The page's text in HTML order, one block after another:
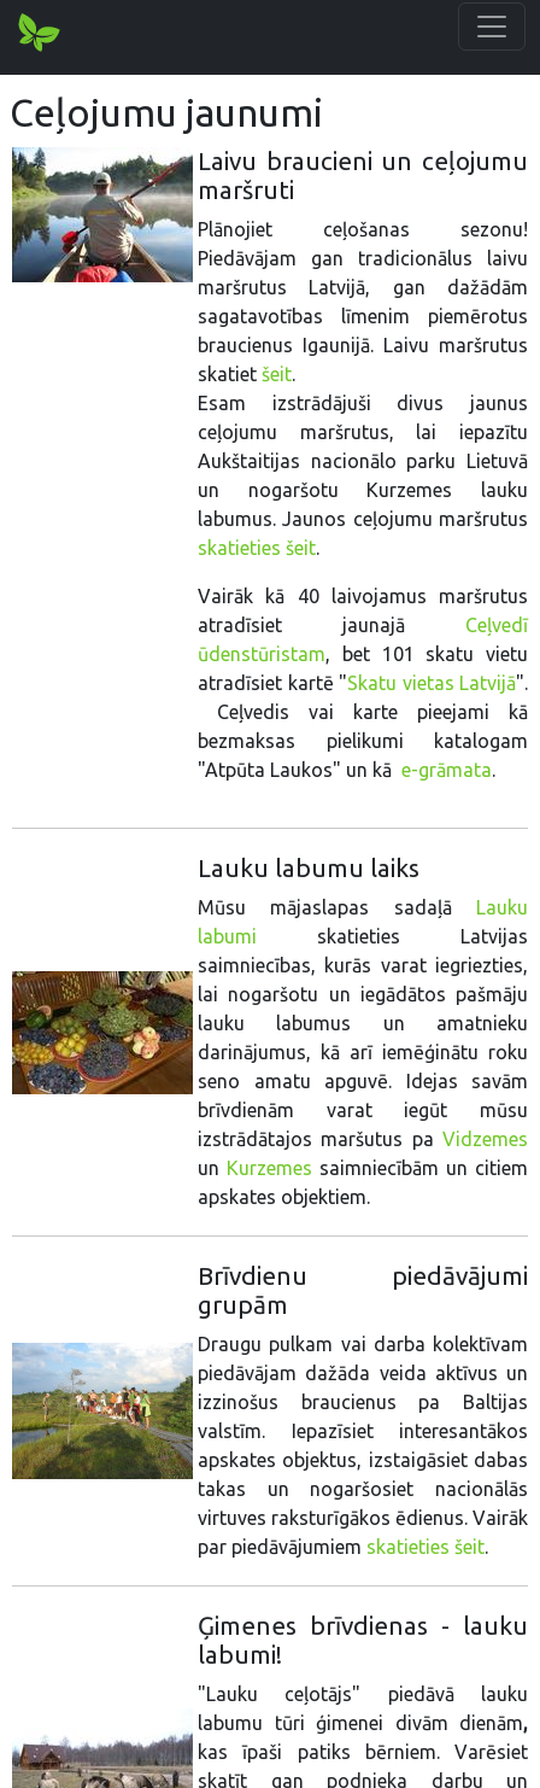
Ceļojumu jaunumi
Laivu braucieni un ceļojumu
maršruti
Plānojiet ceļošanas sezonu!
Piedāvājam gan tradicionālus laivu
maršrutus Latvijā, gan dažādām
sagatavotības līmenim piemērotus
braucienus Igaunijā. Laivu maršrutus
skatiet šeit.
Esam izstrādājuši divus jaunus
ceļojumu maršrutus, lai iepazītu
Aukštaitijas nacionālo parku Lietuvā
un nogaršotu Kurzemes lauku
labumus. Jaunos ceļojumu maršrutus
skatieties šeit.
Vairāk kā 40 laivojamus maršrutus
atradīsiet jaunajā Ceļvedī
ūdenstūristam, bet 101 skatu vietu
atradīsiet kartē "Skatu vietas Latvijā".
Ceļvedis vai karte pieejami kā
bezmaksas pielikumi katalogam
"Atpūta Laukos" un kā e-grāmata.
Lauku labumu laiks
Mūsu mājaslapas sadaļā Lauku
labumi skatieties Latvijas
saimniecības, kurās varat iegriezties,
lai nogaršotu un iegādātos pašmāju
lauku labumus un amatnieku
darinājumus, kā arī iemēģinātu roku
seno amatu apguvē. Idejas savām
brīvdienām varat iegūt mūsu
izstrādātajos maršutus pa Vidzemes
un Kurzemes saimniecībām un citiem
apskates objektiem.
Brīvdienu piedāvājumi
grupām
Draugu pulkam vai darba kolektīvam
piedāvājam dažāda veida aktīvus un
izzinošus braucienus pa Baltijas
valstīm. Iepazīsiet interesantākos
apskates objektus, izstaigāsiet dabas
takas un nogaršosiet nacionālās
virtuves raksturīgākos ēdienus. Vairāk
par piedāvājumiem skatieties šeit.
Ģimenes brīvdienas - lauku
labumi!
"Lauku ceļotājs" piedāvā lauku
labumu tūri ģimenei divām dienām,
kas īpaši patiks bērniem. Varēsiet
skatīt gan podnieka darbu un